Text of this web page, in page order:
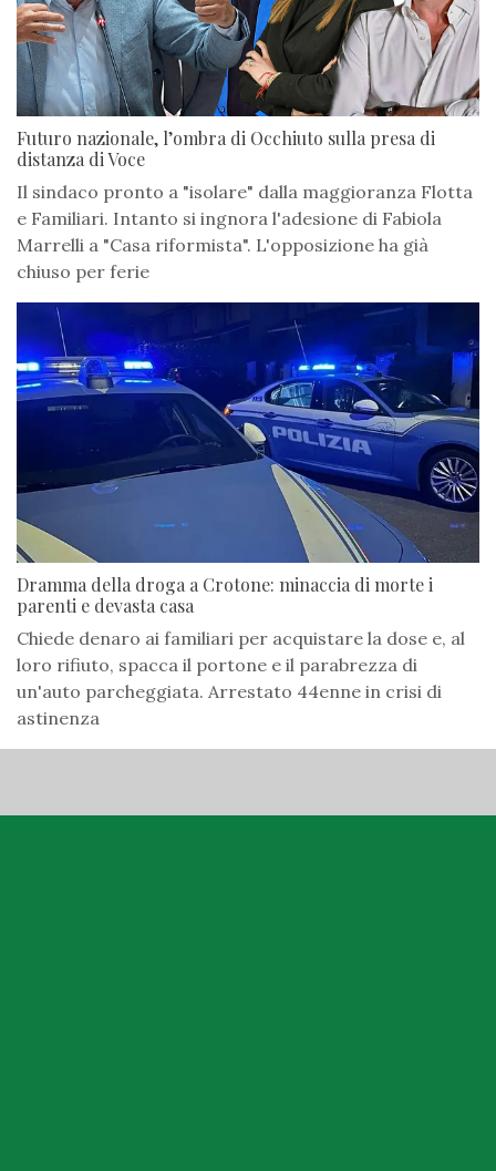
Futuro nazionale, l’ombra di Occhiuto sulla presa di
distanza di Voce
Il sindaco pronto a "isolare" dalla maggioranza Flotta
e Familiari. Intanto si ingnora l'adesione di Fabiola
Marrelli a "Casa riformista". L'opposizione ha già
chiuso per ferie
Dramma della droga a Crotone: minaccia di morte i
parenti e devasta casa
Chiede denaro ai familiari per acquistare la dose e, al
loro rifiuto, spacca il portone e il parabrezza di
un'auto parcheggiata. Arrestato 44enne in crisi di
astinenza